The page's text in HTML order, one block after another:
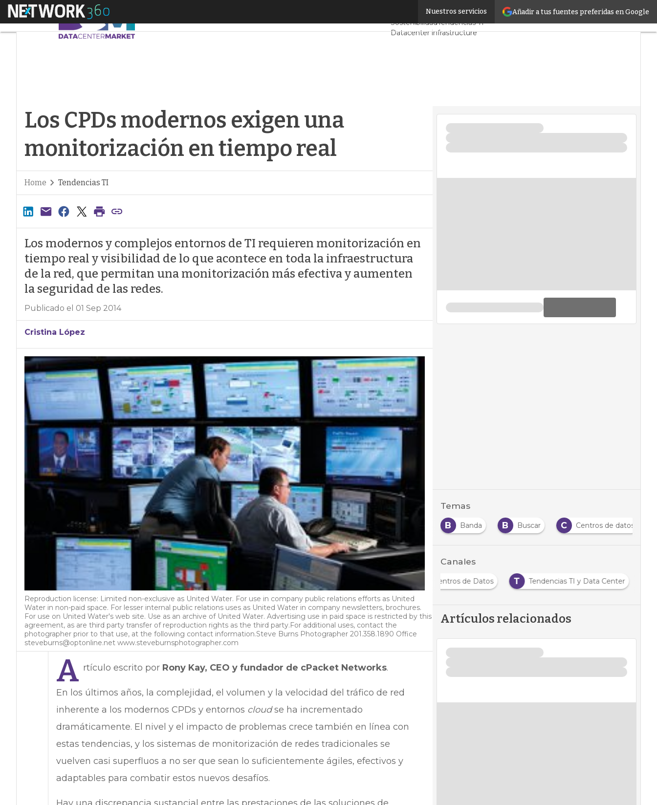
Añadir a tus fuentes preferidas en Google
Nuestros servicios
Menú Servidores CPD y MercadoProyectos
SostenibilidadTendencias TI
Datacenter infrastructure
Los CPDs modernos exigen una
monitorización en tiempo real
Home Tendencias TI
Los modernos y complejos entornos de TI requieren monitorización en
tiempo real y visibilidad de lo que acontece en toda la infraestructura
de la red, que permitan una monitorización más efectiva y aumenten
la seguridad de las redes.
Publicado el 01 Sep 2014
Cristina López
Reproduction license: Limited non-exclusive as United Water. For use in company public relations efforts as United
Water in non-paid space. For lesser internal public relations uses as United Water in company newsletters, brochures.
For use on United Water's web site. Use as an archive of United Water. Advertising use in paid space is restricted by this
agreement, as are third party transfer of reproduction rights as the third party.For additional uses, contact the
photographer prior to that use, at the following contact information.Steve Burns Photographer 201.358.1890 Office
steveburns@optonline.net www.steveburnsphotographer.com
A rtículo escrito por Rony Kay, CEO y fundador de cPacket Networks.
En los últimos años, la complejidad, el volumen y la velocidad del tráfico de red
inherente a los modernos CPDs y entornos cloudse ha incrementado
dramáticamente. El nivel y el impacto de problemas crece también en línea con
estas tendencias, y los sistemas de monitorización de redes tradicionales se
vuelven casi superfluos a no ser que sean lo suficientemente ágiles, efectivos y
adaptables para combatir estos nuevos desafíos.
Temas
Aplicaciones B Banda B Buscar C Centros de datos
Canales
A
Análisis Centros de Datos T Tendencias TI y Data Center
Artículos relacionados